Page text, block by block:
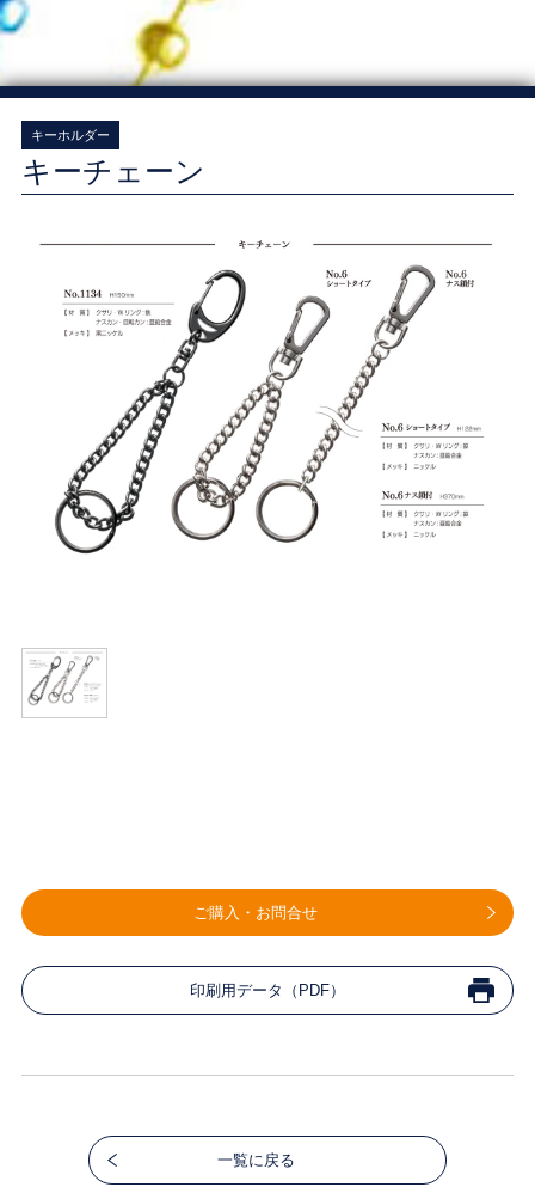
キーホルダー
キーチェーン
ご購入・お問合せ
印刷用データ（PDF）
一覧に戻る